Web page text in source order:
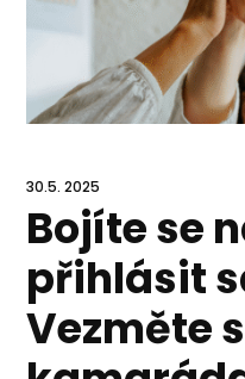
30.5. 2025
Bojíte se
přihlásit
Vezměte